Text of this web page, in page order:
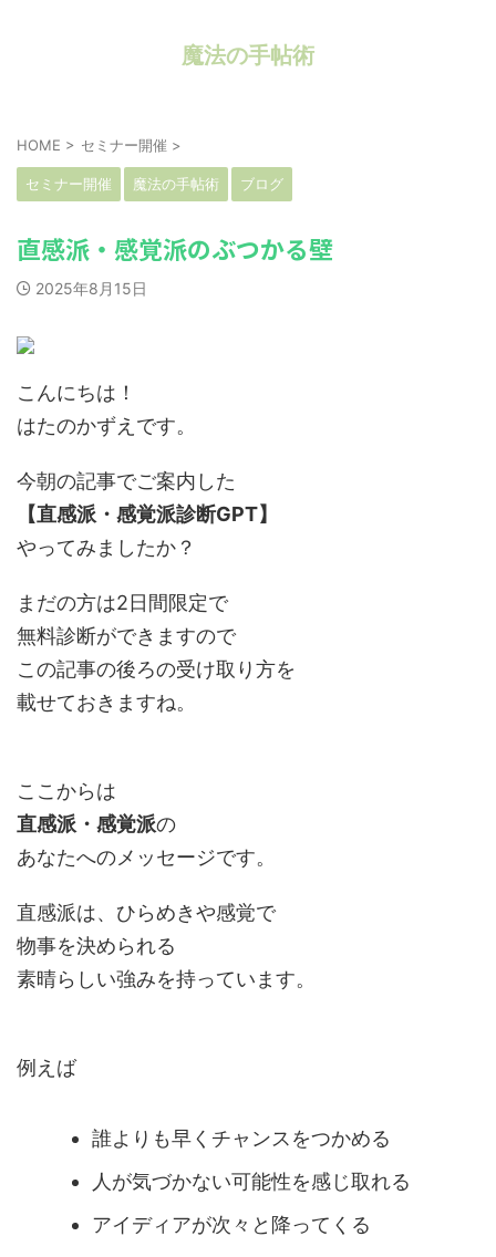
魔法の手帖術
HOME > セミナー開催 >
セミナー開催 魔法の手帖術 ブログ
直感派・感覚派のぶつかる壁
2025年8月15日
こんにちは！
はたのかずえです。
今朝の記事でご案内した
【直感派・感覚派診断GPT】
やってみましたか？
まだの方は2日間限定で
無料診断ができますので
この記事の後ろの受け取り方を
載せておきますね。
ここからは
直感派・感覚派の
あなたへのメッセージです。
直感派は、ひらめきや感覚で
物事を決められる
素晴らしい強みを持っています。
例えば
誰よりも早くチャンスをつかめる
人が気づかない可能性を感じ取れる
アイディアが次々と降ってくる